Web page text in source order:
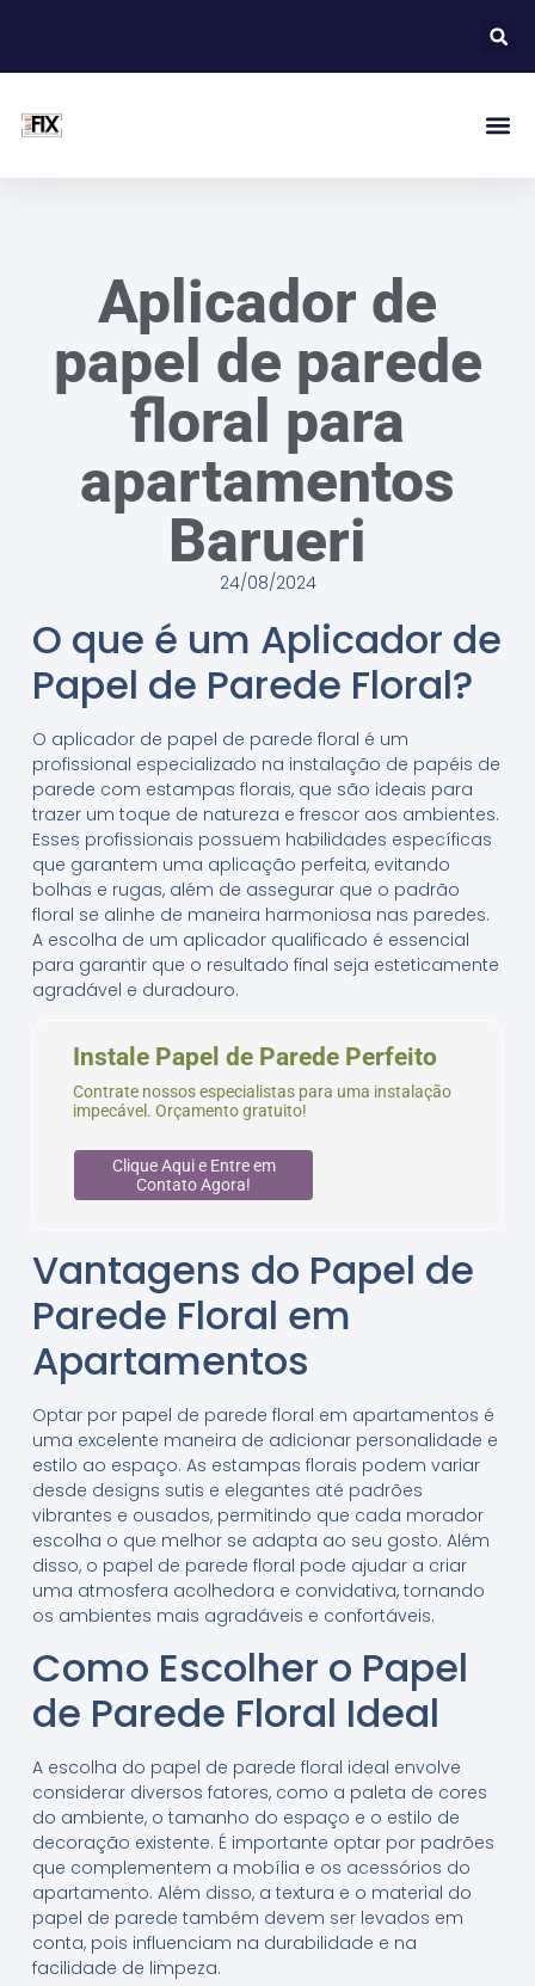
Aplicador de
papel de parede
floral para
apartamentos
Barueri
24/08/2024
O que é um Aplicador de
Papel de Parede Floral?
O aplicador de papel de parede floral é um
profissional especializado na instalação de papéis de
parede com estampas florais, que são ideais para
trazer um toque de natureza e frescor aos ambientes.
Esses profissionais possuem habilidades específicas
que garantem uma aplicação perfeita, evitando
bolhas e rugas, além de assegurar que o padrão
floral se alinhe de maneira harmoniosa nas paredes.
A escolha de um aplicador qualificado é essencial
para garantir que o resultado final seja esteticamente
agradável e duradouro.
Instale Papel de Parede Perfeito
Contrate nossos especialistas para uma instalação
impecável. Orçamento gratuito!
Clique Aqui e Entre em
Contato Agora!
Vantagens do Papel de
Parede Floral em
Apartamentos
Optar por papel de parede floral em apartamentos é
uma excelente maneira de adicionar personalidade e
estilo ao espaço. As estampas florais podem variar
desde designs sutis e elegantes até padrões
vibrantes e ousados, permitindo que cada morador
escolha o que melhor se adapta ao seu gosto. Além
disso, o papel de parede floral pode ajudar a criar
uma atmosfera acolhedora e convidativa, tornando
os ambientes mais agradáveis e confortáveis.
Como Escolher o Papel
de Parede Floral Ideal
A escolha do papel de parede floral ideal envolve
considerar diversos fatores, como a paleta de cores
do ambiente, o tamanho do espaço e o estilo de
decoração existente. É importante optar por padrões
que complementem a mobília e os acessórios do
apartamento. Além disso, a textura e o material do
papel de parede também devem ser levados em
conta, pois influenciam na durabilidade e na
facilidade de limpeza.